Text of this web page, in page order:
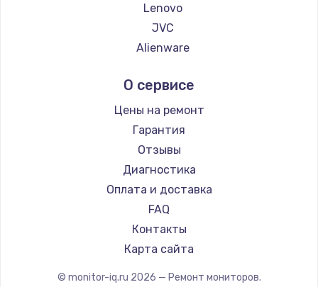
Lenovo
JVC
Alienware
Thunderobot
Hisense
АОС
Ardor
Machenike
iru
Titan Army
iFFALCON
Dahua
О сервисе
Цены на ремонт
Гарантия
Отзывы
Диагностика
Оплата и доставка
FAQ
Контакты
Карта сайта
© monitor-iq.ru 2026 — Ремонт мониторов.